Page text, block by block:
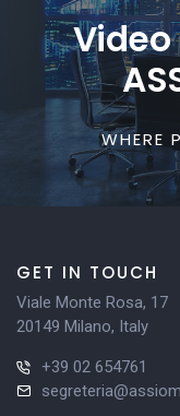
Video
WHERE
GET IN TOUCH
Viale Monte Rosa, 17
20149 Milano, Italy
+39 02 654761